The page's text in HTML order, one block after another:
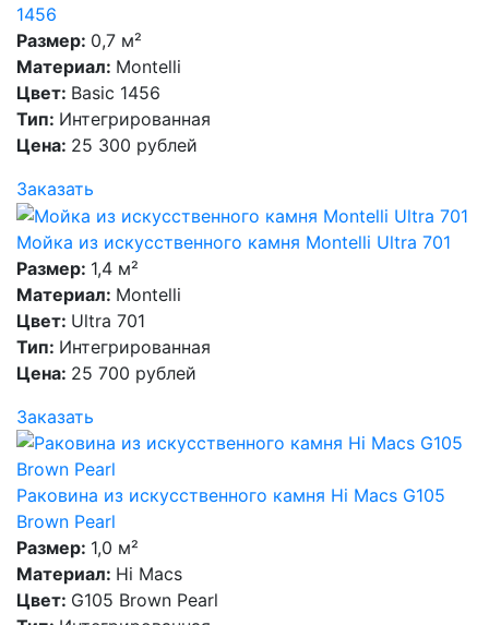
1456
Размер: 0,7 м²
Материал: Montelli
Цвет: Basic 1456
Тип: Интегрированная
Цена: 25 300 рублей
Заказать
Мойка из искусственного камня Montelli Ultra 701
Размер: 1,4 м²
Материал: Montelli
Цвет: Ultra 701
Тип: Интегрированная
Цена: 25 700 рублей
Заказать
Раковина из искусственного камня Hi Macs G105
Brown Pearl
Размер: 1,0 м²
Материал: Hi Macs
Цвет: G105 Brown Pearl